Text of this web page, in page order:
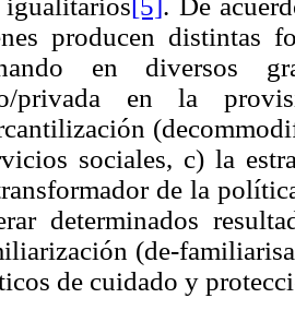
igualitarios[5]. De
producen distintas
en diversos
privada en la
sociales, c) la
de la
determinados
(de-
de cuidado y